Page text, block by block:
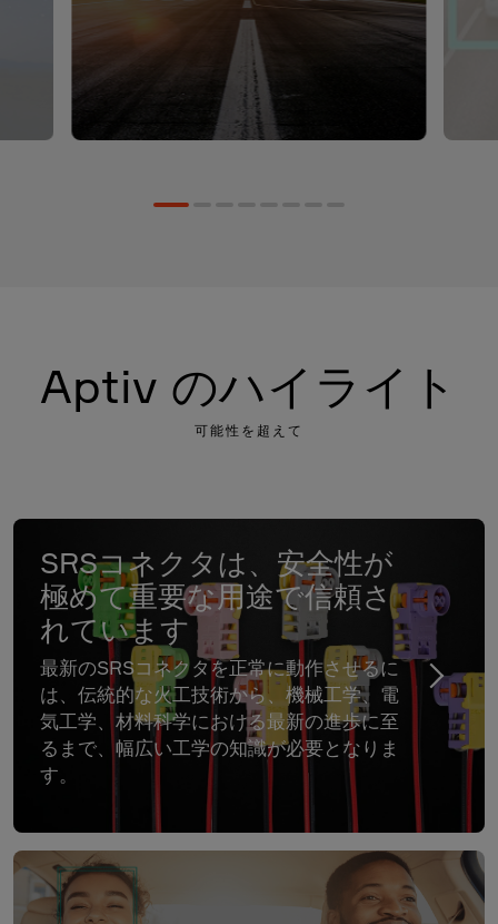
Aptiv のハイライト
可能性を超えて
SRSコネクタは、安全性が
極めて重要な用途で信頼さ
れています
最新のSRSコネクタを正常に動作させるに
は、伝統的な火工技術から、機械工学、電
気工学、材料科学における最新の進歩に至
るまで、幅広い工学の知識が必要となりま
す。